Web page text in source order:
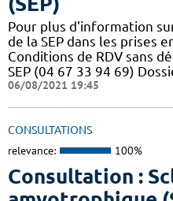
Pour plus d'information
de la SEP dans les prises
Conditions de RDV sans
SEP (04 67 33 94 69)
06/08/2021 19:45
CONSULTATIONS
relevance: 100%
Consultation :